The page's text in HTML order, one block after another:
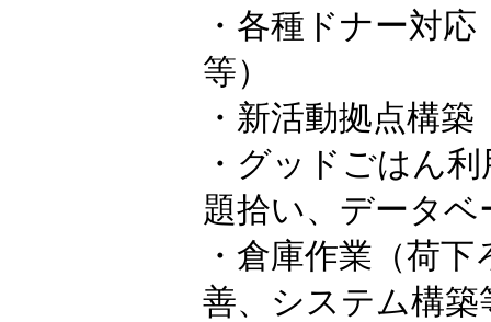
・各種ドナー対
等）
・新活動拠点構築
・グッドごはん
題拾い、データベ
・倉庫作業（荷
善、システム構築